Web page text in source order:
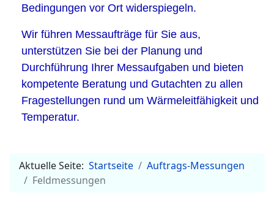
Bedingungen vor Ort widerspiegeln.
Wir führen Messaufträge für Sie aus,
unterstützen Sie bei der Planung und
Durchführung Ihrer Messaufgaben und bieten
kompetente Beratung und Gutachten zu allen
Fragestellungen rund um Wärmeleitfähigkeit und
Temperatur.
Aktuelle Seite: Startseite
Auftrags-Messungen
Feldmessungen